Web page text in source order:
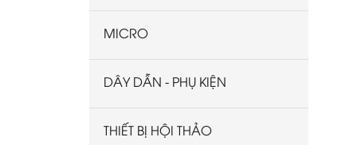
MICRO
DÂY DẪN - PHỤ KIỆN
THIẾT BỊ HỘI THẢO